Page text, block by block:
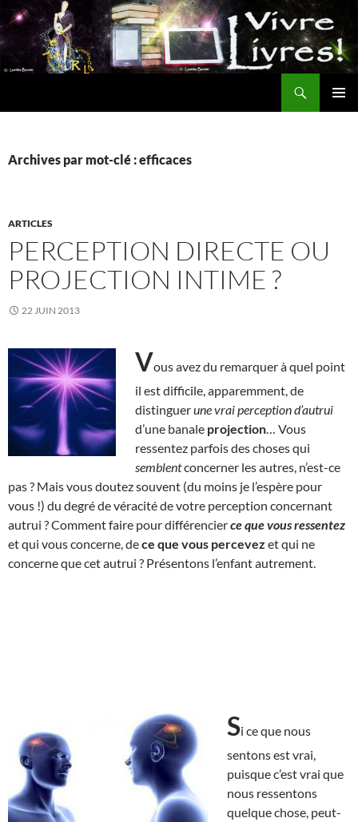
Aller
au
contenu
Archives par mot-clé : efficaces
ARTICLES
PERCEPTION DIRECTE OU
PROJECTION INTIME ?
22 JUIN 2013
Vous avez du remarquer à quel point
il est difficile, apparemment, de
distinguerune vrai perception d’autrui
d’une banale projection … Vous
ressentez parfois des choses qui
semblentconcerner les autres, n’est-ce
pas ? Mais vous doutez souvent (du moins je l’espère pour
vous !) du degré de véracité de votre perception concernant
autrui ? Comment faire pour différencierce que vous ressentez
et qui vous concerne, dece que vous percevez et qui ne
concerne que cet autrui ? Présentons l’enfant autrement.
Si ce que nous
sentons est vrai,
puisque c’est vrai que
nous ressentons
quelque chose, peut-